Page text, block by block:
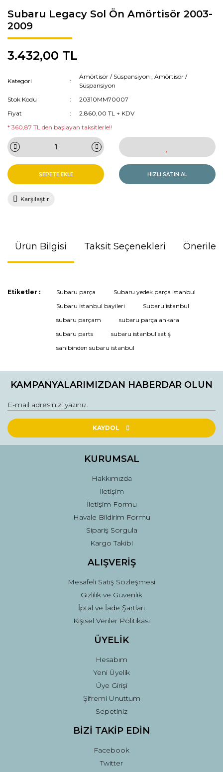
Subaru Legacy Sol Ön Amörtisör 2003-
2009
3.432,00 TL
Kategori
Amörtisör / Süspansiyon ,Amörtisör /
Süspansiyon
Stok Kodu
20310MM70007
Fiyat
2.860,00 TL + KDV
* 360,87 TL den başlayan taksitlerle!!
SEPETE EKLE HIZLI SATIN AL
Karşılaştır
Ürün Bilgisi Taksit Seçenekleri
Bu ürünün fiyat bilgisi, resim, ürün açıklamalarında ve diğer
kullanarak tarafımıza iletebilirsiniz.
Görüş ve önerileriniz için teşekkür ederiz.
Ürün bilgilerinde hatalar bulunuyor.
Ürün fiyatı diğer sitelerden daha pahalı.
Etiketler : Subaru parça
Subaru yedek parça istanbul
Subaru istanbul bayileri
Subaru istanbul
subaru parçam
subaru parça ankara
subaru parts
subaru istanbul satış
sahibinden subaru istanbul
KAMPANYALARIMIZDAN HABERDAR OLUN
KAYDOL
KURUMSAL
Hakkımızda
İletişim
İletişim Formu
Havale Bildirim Formu
Sipariş Sorgula
Kargo Takibi
ALIŞVERİŞ
Mesafeli Satış Sözleşmesi
Gizlilik ve Güvenlik
İptal ve İade Şartları
Kişisel Veriler Politikası
ÜYELİK
Hesabım
Yeni Üyelik
Üye Girişi
Şifremi Unuttum
Sepetiniz
BİZİ TAKİP EDİN
Facebook
Twitter